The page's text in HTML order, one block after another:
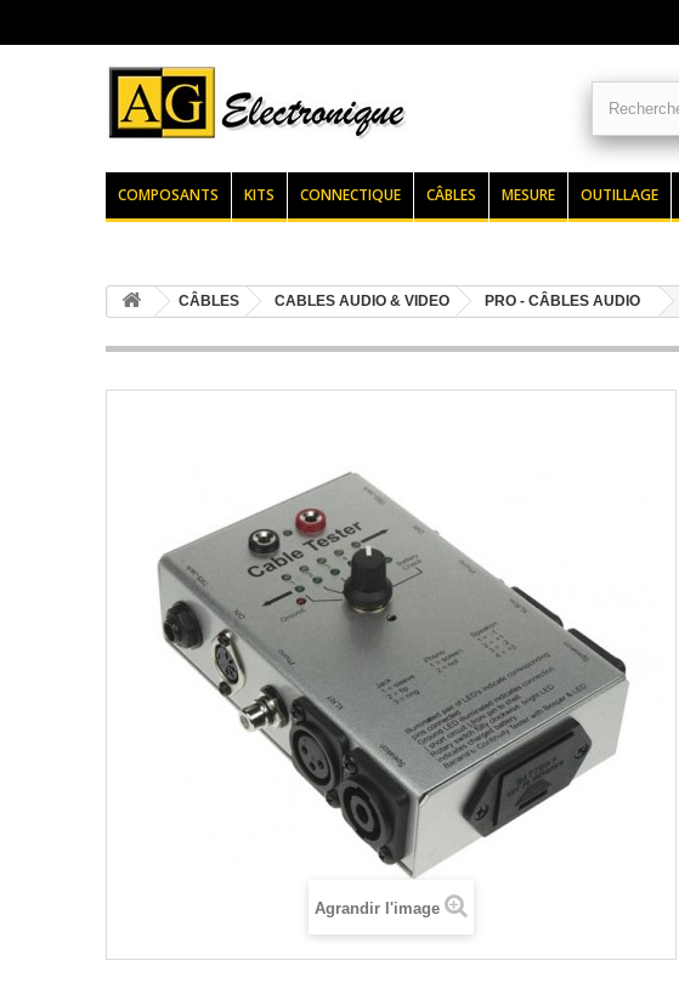
COMPOSANTS KITS CONNECTIQUE CÂBLES MESURE OUTILLAGE
CÂBLES CABLES AUDIO & VIDEO PRO - CÂBLES AUDIO
Agrandir l'image